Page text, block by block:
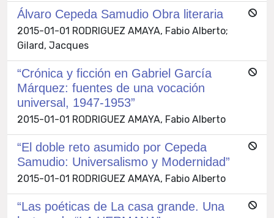
Álvaro Cepeda Samudio Obra literaria
2015-01-01 RODRIGUEZ AMAYA, Fabio Alberto;
Gilard, Jacques
“Crónica y ficción en Gabriel García
Márquez: fuentes de una vocación
universal, 1947-1953”
2015-01-01 RODRIGUEZ AMAYA, Fabio Alberto
“El doble reto asumido por Cepeda
Samudio: Universalismo y Modernidad”
2015-01-01 RODRIGUEZ AMAYA, Fabio Alberto
“Las poéticas de La casa grande. Una